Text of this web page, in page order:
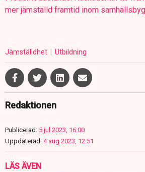
mer jämställd framtid inom
Jämställdhet Utbildning
Redaktionen
Publicerad: 5 jul 2023, 16:00
Uppdaterad: 4 aug 2023, 12:51
LÄS ÄVEN